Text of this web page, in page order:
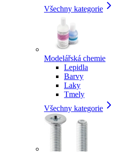
Všechny kategorie
Modelářská chemie
Lepidla
Barvy
Laky
Tmely
Všechny kategorie